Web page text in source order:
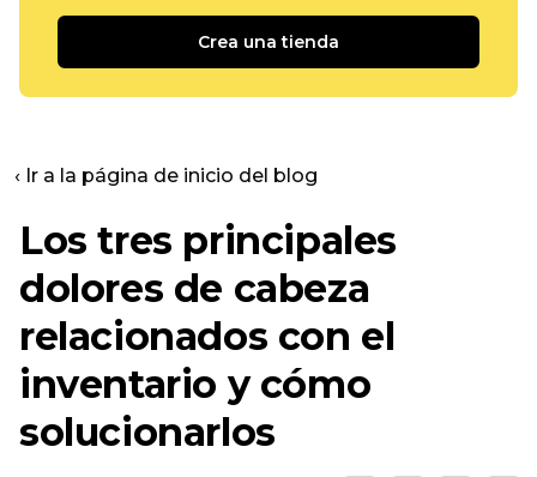
Crea una tienda
‹ Ir a la página de inicio del blog
Los tres principales
dolores de cabeza
relacionados con el
inventario y cómo
solucionarlos